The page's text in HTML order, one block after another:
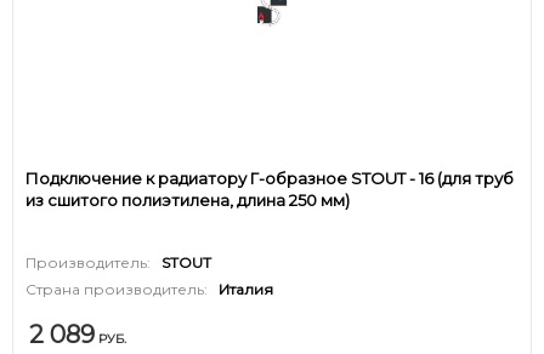
Подключение к радиатору Г-образное STOUT - 16 (для труб
из сшитого полиэтилена, длина 250 мм)
Производитель:
STOUT
Страна производитель:
Италия
2 089 РУБ.